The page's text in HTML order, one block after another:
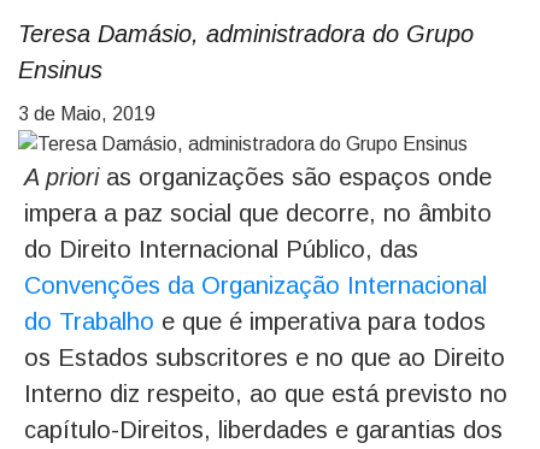
Teresa Damásio, administradora do Grupo
Ensinus
3 de Maio, 2019
A priorias organizações são espaços onde
impera a paz social que decorre, no âmbito
do Direito Internacional Público, das
Convenções da Organização Internacional
do Trabalho e que é imperativa para todos
os Estados subscritores e no que ao Direito
Interno diz respeito, ao que está previsto no
capítulo-Direitos, liberdades e garantias dos